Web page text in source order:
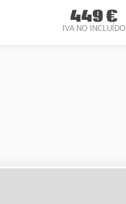
449 €
IVA NO INCLUÍDO